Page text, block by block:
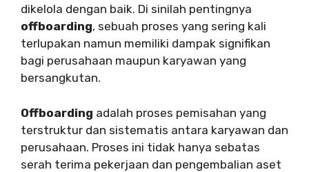
dikelola dengan baik. Di sinilah pentingnya
offboarding, sebuah proses yang sering kali
terlupakan namun memiliki dampak signifikan
bagi perusahaan maupun karyawan yang
bersangkutan.
Offboarding adalah proses pemisahan yang
terstruktur dan sistematis antara karyawan dan
perusahaan. Proses ini tidak hanya sebatas
serah terima pekerjaan dan pengembalian aset